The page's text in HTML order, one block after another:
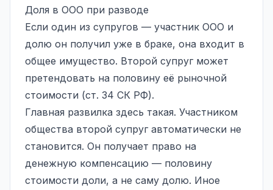
Доля в ООО при разводе
Если один из супругов — участник ООО и
долю он получил уже в браке, она входит в
общее имущество. Второй супруг может
претендовать на половину её рыночной
стоимости (ст. 34 СК РФ).
Главная развилка здесь такая. Участником
общества второй супруг автоматически не
становится. Он получает право на
денежную компенсацию — половину
стоимости доли, а не саму долю. Иное